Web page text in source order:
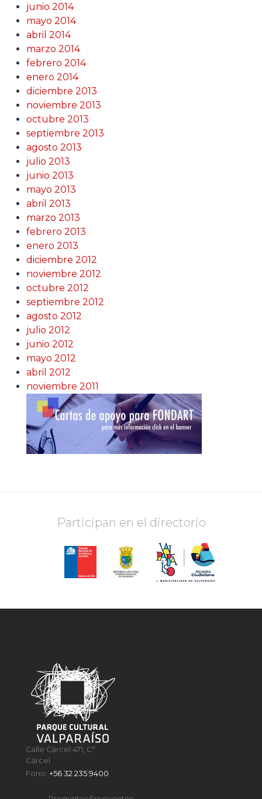
junio 2014
mayo 2014
abril 2014
marzo 2014
febrero 2014
enero 2014
diciembre 2013
noviembre 2013
octubre 2013
septiembre 2013
agosto 2013
julio 2013
junio 2013
mayo 2013
abril 2013
marzo 2013
febrero 2013
enero 2013
diciembre 2012
noviembre 2012
octubre 2012
septiembre 2012
agosto 2012
julio 2012
junio 2012
mayo 2012
abril 2012
noviembre 2011
Participan en el directorio
Calle Cárcel 471, C°
Cárcel
Fono:+56 32 235 9400